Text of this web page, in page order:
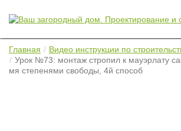
Главная
Видео инструкции по
Урок №73: монтаж стропил к мауэрлату
мя степенями свободы, 4й способ